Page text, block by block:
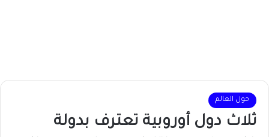
حول العالم
ثلاث دول أوروبية تعترف بدولة